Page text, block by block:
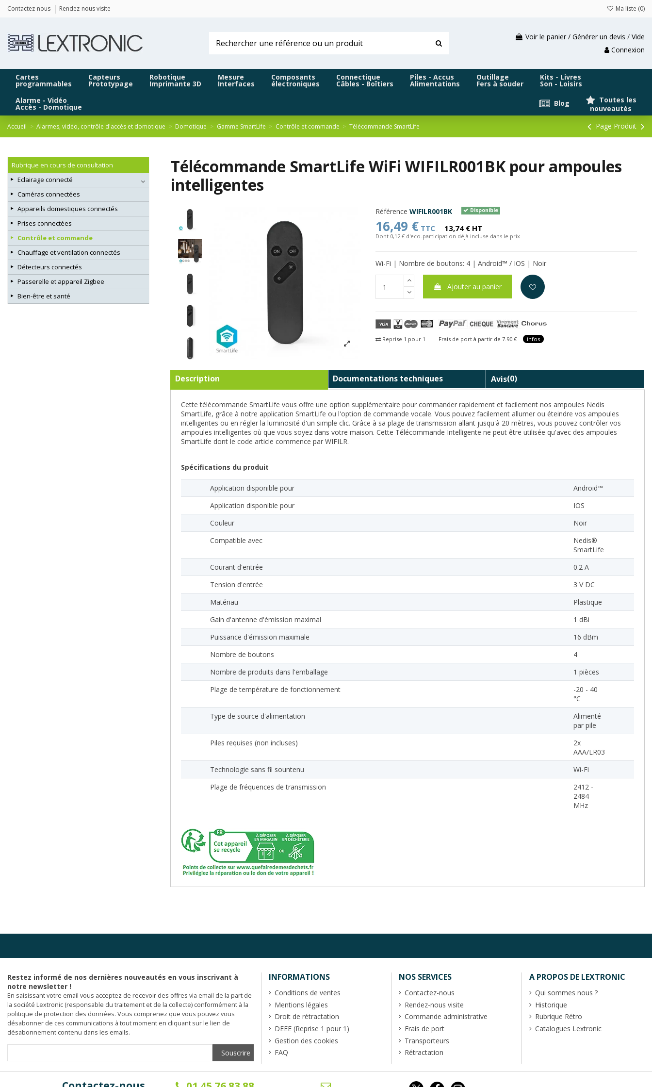
Contactez-nous Rendez-nous visite Ma liste (0)
Voir le panier / Générer un devis / Vide
Connexion
Cartes
programmables
Capteurs
Prototypage
Robotique
Imprimante 3D
Mesure
Interfaces
Composants
électroniques
Connectique
Câbles - Boîtiers
Piles - Accus
Alimentations
Outillage
Fers à souder
Kits - Livres
Son - Loisirs
Alarme - Vidéo
Accès - Domotique
Toutes les
nouveautés
Blog
Accueil Alarmes, vidéo, contrôle d'accès et domotique Domotique Gamme SmartLife Contrôle et commande Télécommande SmartLife Page Produit
Télécommande SmartLife WiFi WIFILR001BK pour ampoules
intelligentes
Référence WIFILR001BK Disponible
16,49 € TTC 13,74 € HT
Dont 0,12 € d'eco-participation déjà incluse dans le prix
Wi-Fi | Nombre de boutons: 4 | Android™ / IOS | Noir
Ajouter au panier
Reprise 1 pour 1 Frais de port à partir de 7.90 € infos
Description Documentations techniques Avis(0)
Cette télécommande SmartLife vous offre une option supplémentaire pour commander rapidement et facilement nos ampoules Nedis
SmartLife, grâce à notre application SmartLife ou l'option de commande vocale. Vous pouvez facilement allumer ou éteindre vos ampoules
intelligentes ou en régler la luminosité d'un simple clic. Grâce à sa plage de transmission allant jusqu'à 20 mètres, vous pouvez contrôler vos
ampoules intelligentes où que vous soyez dans votre maison. Cette Télécommande Intelligente ne peut être utilisée qu'avec des ampoules
SmartLife dont le code article commence par WIFILR.
Spécifications du produit
Application disponible pour
Android™
Application disponible pour
IOS
Couleur
Noir
Compatible avec
Nedis®
SmartLife
Courant d'entrée
0.2 A
Tension d'entrée
3 V DC
Matériau
Plastique
Gain d'antenne d'émission maximal
1 dBi
Puissance d'émission maximale
16 dBm
Nombre de boutons
4
Nombre de produits dans l'emballage
1 pièces
Plage de température de fonctionnement
-20 - 40
°C
Type de source d'alimentation
Alimenté
par pile
Piles requises (non incluses)
2x
AAA/LR03
Technologie sans fil sountenu
Wi-Fi
Plage de fréquences de transmission
2412 -
2484
MHz
Rubrique en cours de consultation
Eclairage connecté
Caméras connectées
Appareils domestiques connectés
Prises connectées
Contrôle et commande
Chauffage et ventilation connectés
Détecteurs connectés
Passerelle et appareil Zigbee
Bien-être et santé
Restez informé de nos dernières nouveautés en vous inscrivant à
notre newsletter !
En saisissant votre email vous acceptez de recevoir des offres via email de la part de
la société Lextronic (responsable du traitement et de la collecte) conformément à la
politique de protection des données. Vous comprenez que vous pouvez vous
désabonner de ces communications à tout moment en cliquant sur le lien de
désabonnement contenu dans les emails.
INFORMATIONS
Conditions de ventes
Mentions légales
Droit de rétractation
DEEE (Reprise 1 pour 1)
Gestion des cookies
FAQ
NOS SERVICES
Contactez-nous
Rendez-nous visite
Commande administrative
Frais de port
Transporteurs
Rétractation
A PROPOS DE LEXTRONIC
Qui sommes nous ?
Historique
Rubrique Rétro
Catalogues Lextronic
Panneau de gestion des cookies